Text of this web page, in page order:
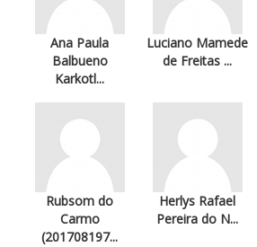
Ana Paula
Balbueno
Karkotl...
Luciano Mamede
de Freitas ...
Rubsom do
Carmo
(201708197...
Herlys Rafael
Pereira do N...